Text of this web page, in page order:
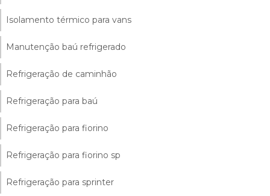
Isolamento térmico para vans
Manutenção baú refrigerado
Refrigeração de caminhão
Refrigeração para baú
Refrigeração para fiorino
Refrigeração para fiorino sp
Refrigeração para sprinter